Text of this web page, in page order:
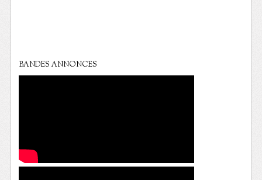
BANDES ANNONCES